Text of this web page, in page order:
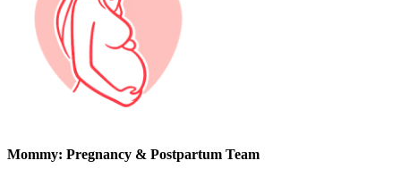
Mommy: Pregnancy & Postpartum Team